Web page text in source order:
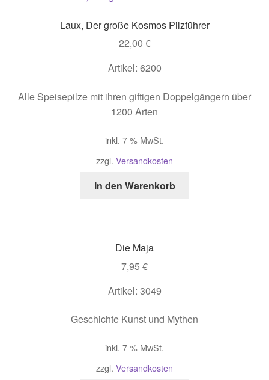
Laux, Der große Kosmos Pilzführer
22,00 €
Artikel: 6200
Alle Speisepilze mit ihren giftigen Doppelgängern über
1200 Arten
inkl. 7 % MwSt.
zzgl. Versandkosten
In den Warenkorb
Die Maja
7,95 €
Artikel: 3049
Geschichte Kunst und Mythen
inkl. 7 % MwSt.
zzgl. Versandkosten